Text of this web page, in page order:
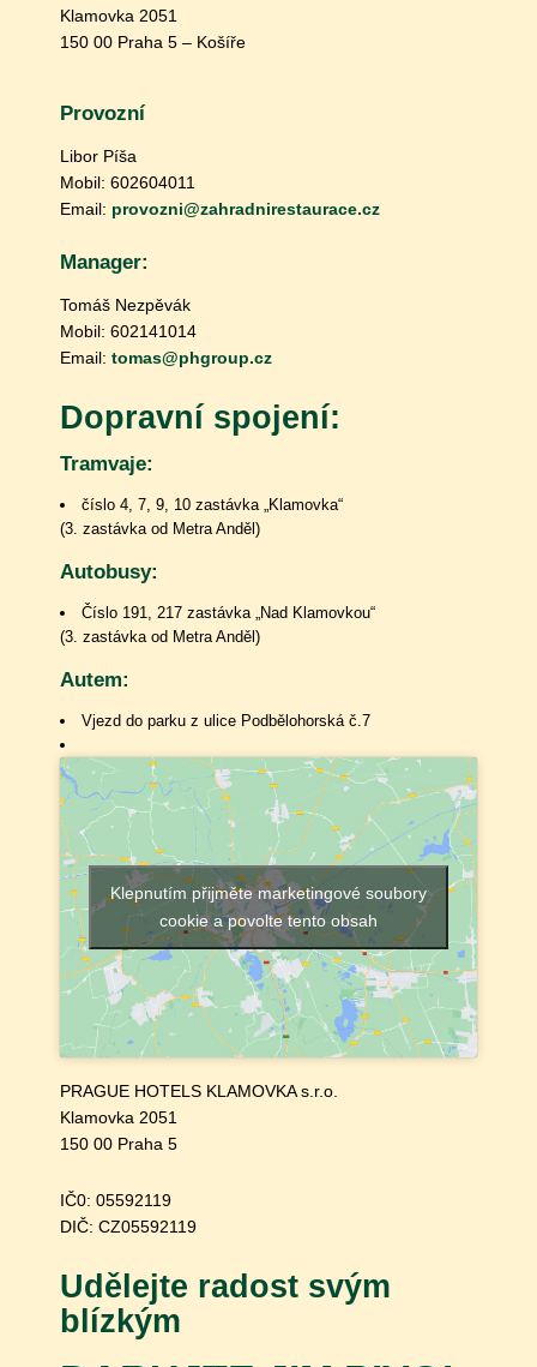
Klamovka 2051
150 00 Praha 5 – Košíře
Provozní
Libor Píša
Mobil: 602604011
Email: provozni@zahradnirestaurace.cz
Manager:
Tomáš Nezpěvák
Mobil: 602141014
Email: tomas@phgroup.cz
Dopravní spojení:
Tramvaje:
číslo 4, 7, 9, 10 zastávka „Klamovka“
(3. zastávka od Metra Anděl)
Autobusy:
Číslo 191, 217 zastávka „Nad Klamovkou“
(3. zastávka od Metra Anděl)
Autem:
Vjezd do parku z ulice Podbělohorská č.7
Klepnutím přijměte marketingové soubory
cookie a povolte tento obsah
PRAGUE HOTELS KLAMOVKA s.r.o.
Klamovka 2051
150 00 Praha 5
IČ0: 05592119
DIČ: CZ05592119
Udělejte radost svým
blízkým